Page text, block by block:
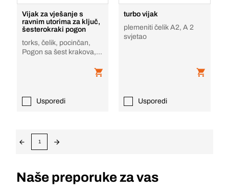
Vijak za vješanje s
ravnim utorima za ključ,
šesterokraki pogon
torks, čelik, pocinčan,
Pogon sa šest krakova,
Usporedi
turbo vijak
plemeniti čelik A2, A 2
svjetao
Usporedi
1
Naše preporuke za vas